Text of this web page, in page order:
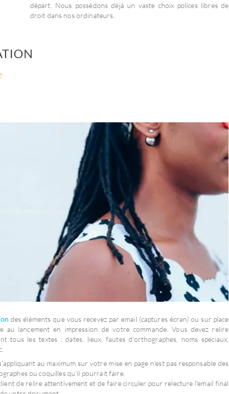
départ. Nous possédons déjà un vaste choix polices libres de
droit dans nos ordinateurs.
des éléments que vous recevez par email (captures écran) ou sur place
au lancement en impression de votre commande. Vous devez relire
tous les textes : dates, lieux, fautes d'orthographes, noms spéciaux,
au maximum sur votre mise en page n'est pas responsable des
ou coquilles qu'il pourrait faire.
de relire attentivement et de faire circuler pour relecture l'email final